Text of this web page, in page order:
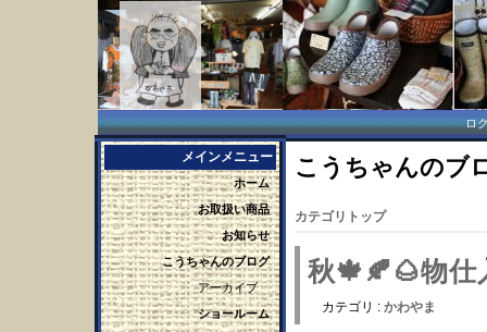
ロ
メインメニュー
ホーム
お取扱い商品
お知らせ
こうちゃんのブログ
アーカイブ
ショールーム
こうちゃんのブ
カテゴリトップ
秋🍁🍂🌰物
カテゴリ : かわやま